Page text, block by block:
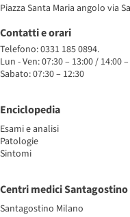
Piazza Santa Maria angolo via
Contatti e orari
Telefono: 0331 185 0894.
Lun - Ven: 07:30 – 13:00 / 14:00
Sabato: 07:30 – 12:30
Enciclopedia
Esami e analisi
Patologie
Sintomi
Centri medici Santagostino
Santagostino Milano